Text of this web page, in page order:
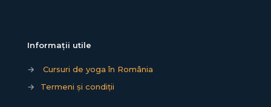
Informații utile
→
Cursuri de yoga în România
→
Termeni și condiții